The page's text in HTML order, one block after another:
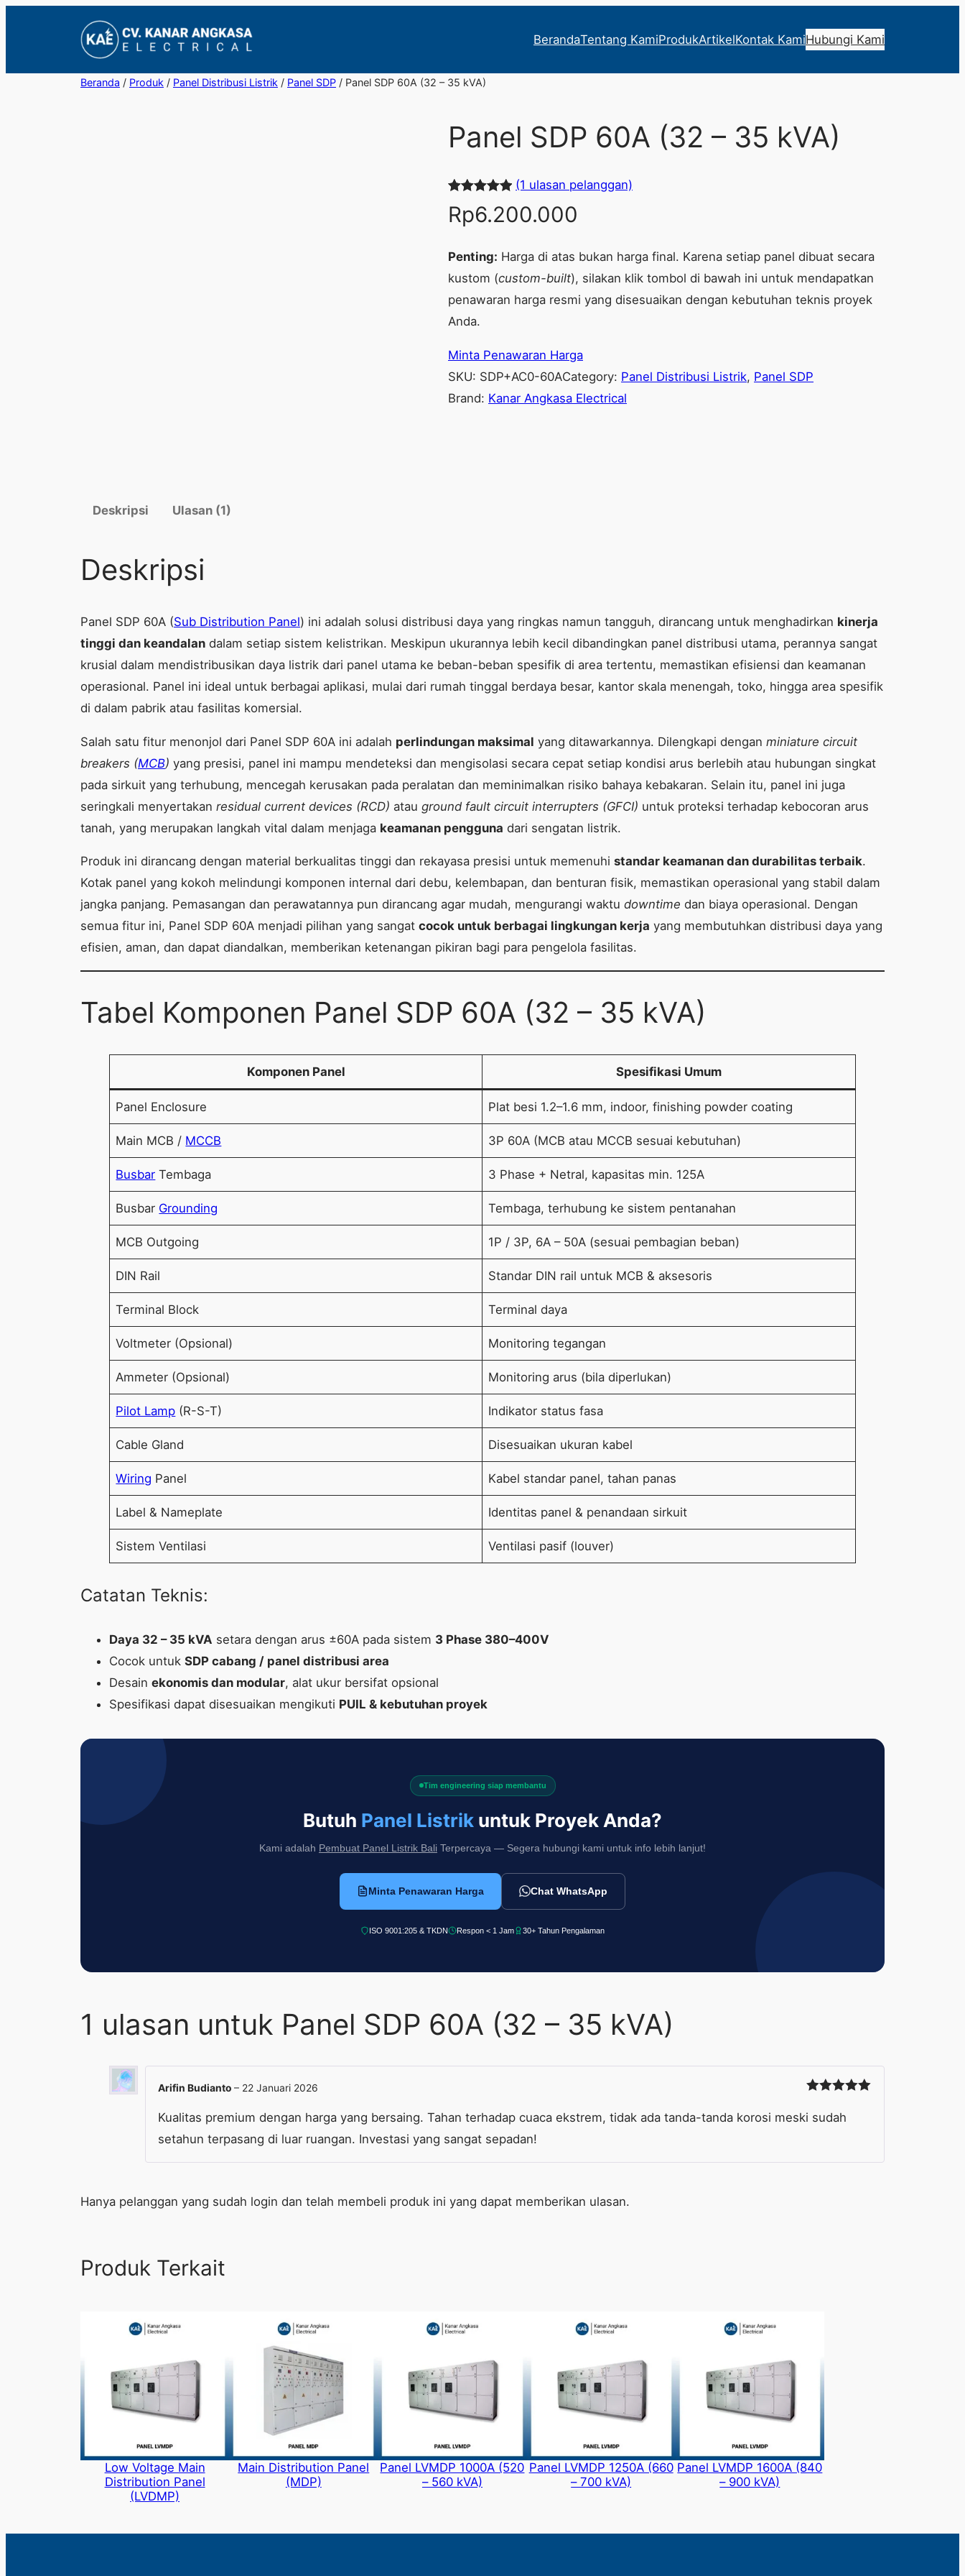
BerandaTentang KamiProdukArtikelKontak KamiHubungi Kami
Beranda / Produk / Panel Distribusi Listrik / Panel SDP / Panel SDP 60A (32 – 35 kVA)
Panel SDP 60A (32 – 35 kVA)
5.00dari 5
npenilaian
pelanggan
(1 ulasan pelanggan)
Rp6.200.000
Penting: Harga di atas bukan harga final. Karena setiap panel dibuat secara
kustom (custom-built), silakan klik tombol di bawah ini untuk mendapatkan
penawaran harga resmi yang disesuaikan dengan kebutuhan teknis proyek
Anda.
Minta Penawaran Harga
SKU: SDP+AC0-60ACategory: Panel Distribusi Listrik, Panel SDP
Brand: Kanar Angkasa Electrical
Deskripsi Ulasan (1)
Deskripsi
Panel SDP 60A (Sub Distribution Panel) ini adalah solusi distribusi daya yang ringkas namun tangguh, dirancang untuk menghadirkan kinerja
tinggi dan keandalan dalam setiap sistem kelistrikan. Meskipun ukurannya lebih kecil dibandingkan panel distribusi utama, perannya sangat
krusial dalam mendistribusikan daya listrik dari panel utama ke beban-beban spesifik di area tertentu, memastikan efisiensi dan keamanan
operasional. Panel ini ideal untuk berbagai aplikasi, mulai dari rumah tinggal berdaya besar, kantor skala menengah, toko, hingga area spesifik
di dalam pabrik atau fasilitas komersial.
Salah satu fitur menonjol dari Panel SDP 60A ini adalah perlindungan maksimal yang ditawarkannya. Dilengkapi dengan miniature circuit
breakers (MCB) yang presisi, panel ini mampu mendeteksi dan mengisolasi secara cepat setiap kondisi arus berlebih atau hubungan singkat
pada sirkuit yang terhubung, mencegah kerusakan pada peralatan dan meminimalkan risiko bahaya kebakaran. Selain itu, panel ini juga
seringkali menyertakan residual current devices (RCD) atau ground fault circuit interrupters (GFCI) untuk proteksi terhadap kebocoran arus
tanah, yang merupakan langkah vital dalam menjaga keamanan pengguna dari sengatan listrik.
Produk ini dirancang dengan material berkualitas tinggi dan rekayasa presisi untuk memenuhi standar keamanan dan durabilitas terbaik.
Kotak panel yang kokoh melindungi komponen internal dari debu, kelembapan, dan benturan fisik, memastikan operasional yang stabil dalam
jangka panjang. Pemasangan dan perawatannya pun dirancang agar mudah, mengurangi waktu downtime dan biaya operasional. Dengan
semua fitur ini, Panel SDP 60A menjadi pilihan yang sangat cocok untuk berbagai lingkungan kerja yang membutuhkan distribusi daya yang
efisien, aman, dan dapat diandalkan, memberikan ketenangan pikiran bagi para pengelola fasilitas.
Tabel Komponen Panel SDP 60A (32 – 35 kVA)
Komponen Panel Spesifikasi Umum
Panel Enclosure Plat besi 1.2–1.6 mm, indoor, finishing powder coating
Main MCB / MCCB 3P 60A (MCB atau MCCB sesuai kebutuhan)
Busbar Tembaga 3 Phase + Netral, kapasitas min. 125A
Busbar Grounding Tembaga, terhubung ke sistem pentanahan
MCB Outgoing 1P / 3P, 6A – 50A (sesuai pembagian beban)
DIN Rail Standar DIN rail untuk MCB & aksesoris
Terminal Block Terminal daya
Voltmeter (Opsional) Monitoring tegangan
Ammeter (Opsional) Monitoring arus (bila diperlukan)
Pilot Lamp (R-S-T) Indikator status fasa
Cable Gland Disesuaikan ukuran kabel
Wiring Panel Kabel standar panel, tahan panas
Label & Nameplate Identitas panel & penandaan sirkuit
Sistem Ventilasi Ventilasi pasif (louver)
Catatan Teknis:
Daya 32 – 35 kVA setara dengan arus ±60A pada sistem 3 Phase 380–400V
Cocok untuk SDP cabang / panel distribusi area
Desain ekonomis dan modular, alat ukur bersifat opsional
Spesifikasi dapat disesuaikan mengikuti PUIL & kebutuhan proyek
Tim engineering siap membantu
Butuh Panel Listrik untuk Proyek Anda?
Kami adalah Pembuat Panel Listrik Bali Terpercaya — Segera hubungi kami untuk info lebih lanjut!
Minta Penawaran Harga Chat WhatsApp
ISO 9001:205 & TKDN Respon < 1 Jam 30+ Tahun Pengalaman
1 ulasan untuk Panel SDP 60A (32 – 35 kVA)
dari 5
Arifin Budianto – 22 Januari 2026
Kualitas premium dengan harga yang bersaing. Tahan terhadap cuaca ekstrem, tidak ada tanda-tanda korosi meski sudah
setahun terpasang di luar ruangan. Investasi yang sangat sepadan!
Hanya pelanggan yang sudah login dan telah membeli produk ini yang dapat memberikan ulasan.
Produk Terkait
Low Voltage Main
Distribution Panel
(LVDMP)
Main Distribution Panel
(MDP)
Panel LVMDP 1000A (520
– 560 kVA)
Panel LVMDP 1250A (660
– 700 kVA)
Panel LVMDP 1600A (840
– 900 kVA)